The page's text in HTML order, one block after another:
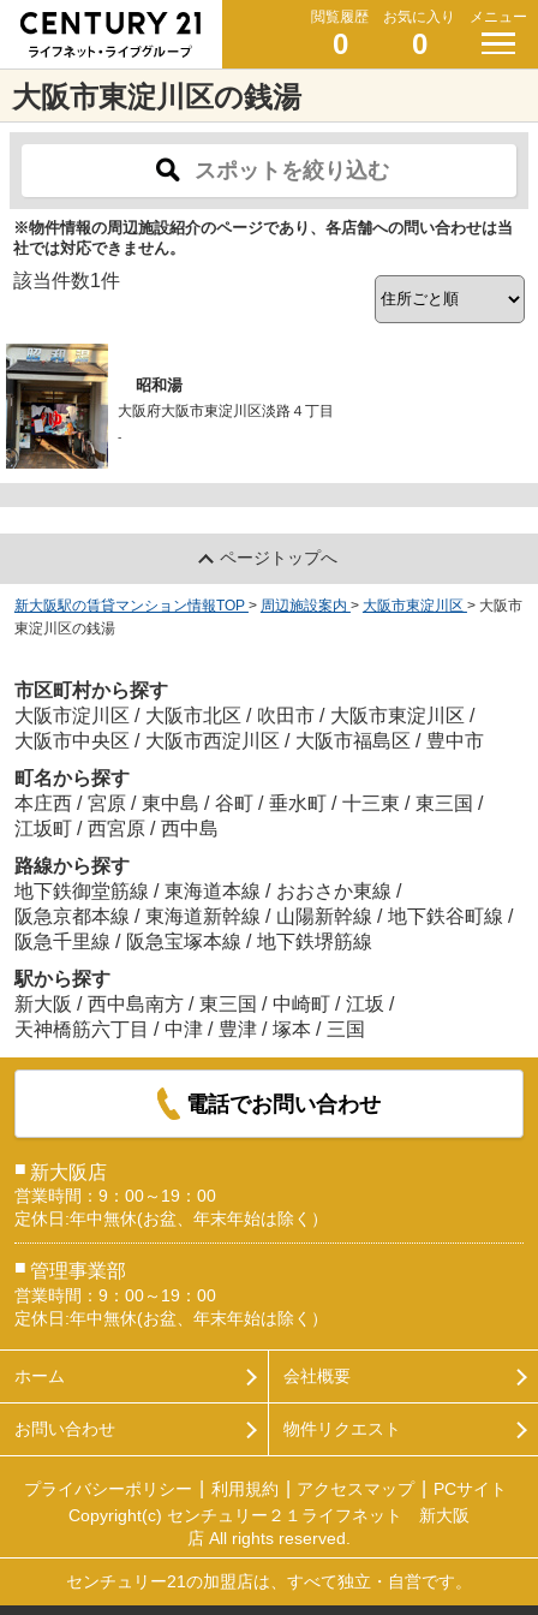
閲覧履歴
0
お気に入り
0
メニュー
大阪市東淀川区の銭湯
スポットを絞り込む
※物件情報の周辺施設紹介のページであり、各店舗への問い合わせは当
社では対応できません。
該当件数1件
昭和湯
大阪府大阪市東淀川区淡路４丁目
-
ページトップへ
新大阪駅の賃貸マンション情報TOP > 周辺施設案内 > 大阪市東淀川区 > 大阪市
東淀川区の銭湯
市区町村から探す
大阪市淀川区 / 大阪市北区 / 吹田市 / 大阪市東淀川区 /
大阪市中央区 / 大阪市西淀川区 / 大阪市福島区 / 豊中市
町名から探す
本庄西 / 宮原 / 東中島 / 谷町 / 垂水町 / 十三東 / 東三国 /
江坂町 / 西宮原 / 西中島
路線から探す
地下鉄御堂筋線 / 東海道本線 / おおさか東線 /
阪急京都本線 / 東海道新幹線 / 山陽新幹線 / 地下鉄谷町線 /
阪急千里線 / 阪急宝塚本線 / 地下鉄堺筋線
駅から探す
新大阪 / 西中島南方 / 東三国 / 中崎町 / 江坂 /
天神橋筋六丁目 / 中津 / 豊津 / 塚本 / 三国
電話でお問い合わせ
■ 新大阪店
営業時間：9：00～19：00
定休日:年中無休(お盆、年末年始は除く）
■ 管理事業部
営業時間：9：00～19：00
定休日:年中無休(お盆、年末年始は除く）
ホーム 会社概要
お問い合わせ 物件リクエスト
プライバシーポリシー 利用規約 アクセスマップ
PCサイト
Copyright(c) センチュリー２１ライフネット 新大阪
店 All rights reserved.
センチュリー21の加盟店は、すべて独立・自営です。